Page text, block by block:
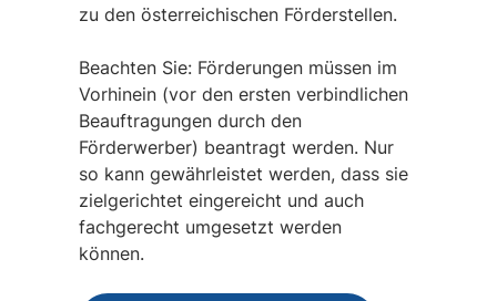
zu den österreichischen Förderstellen.
Beachten Sie: Förderungen müssen im
Vorhinein (vor den ersten verbindlichen
Beauftragungen durch den
Förderwerber) beantragt werden. Nur
so kann gewährleistet werden, dass sie
zielgerichtet eingereicht und auch
fachgerecht umgesetzt werden
können.